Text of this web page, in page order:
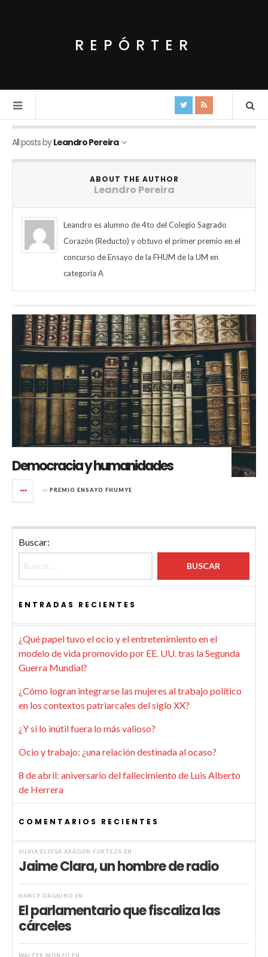
REPÓRTER
All posts byLeandro Pereira
ABOUT THE AUTHOR
Leandro Pereira
Leandro es alumno de 4to del Colegio Sagrado
Corazón (Reducto) y obtuvo el primer premio en el
concurso de Ensayo de la FHUM de la UM en
categoría A
Democracia y humanidades
in PREMIO ENSAYO FHUMYE
Buscar:
ENTRADAS RECIENTES
¿Qué papel tuvo el ocio y el entretenimiento en el
modelo de vida promovido por EE. UU. tras la Segunda
Guerra Mundial?
¿Cómo logran integrarse las mujeres al trabajo político
en los contextos patriarcales del siglo XX?
¿Y si lo inútil fuera lo más valioso?
Ocio y trabajo: ¿una relación destinada al ocaso?
8 de abril: aniversario del fallecimiento de Luis Alberto
de Herrera
COMENTARIOS RECIENTES
SILVIA ELOISA ARAGÓN FORTEZA EN
Jaime Clara, un hombre de radio
NANCY DAGNINO EN
El parlamentario que fiscaliza las
cárceles
WALTER MONZÓ EN